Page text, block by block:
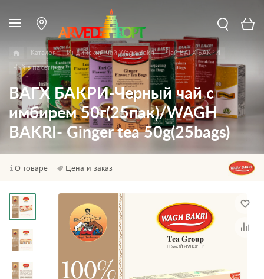
Каталог Индийский чай Wagh Bakri
Чай ВАГХ БАКРИ
Чай в пакетиках
ВАГХ БАКРИ-Черный чай с
имбирем 50г(25пак)/WAGH
BAKRI- Ginger tea 50g(25bags)
О товаре Цена и заказ